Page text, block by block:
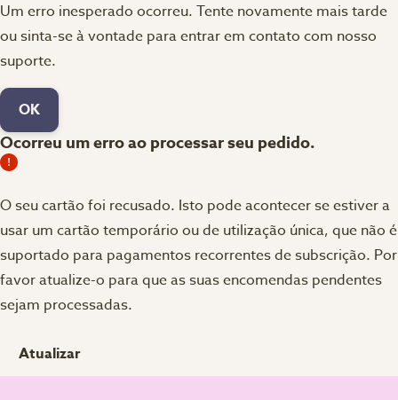
Um erro inesperado ocorreu. Tente novamente mais tarde
ou sinta-se à vontade para entrar em contato com nosso
suporte.
OK
Ocorreu um erro ao processar seu pedido.
O seu cartão foi recusado. Isto pode acontecer se estiver a
usar um cartão temporário ou de utilização única, que não é
suportado para pagamentos recorrentes de subscrição. Por
favor atualize-o para que as suas encomendas pendentes
sejam processadas.
Atualizar